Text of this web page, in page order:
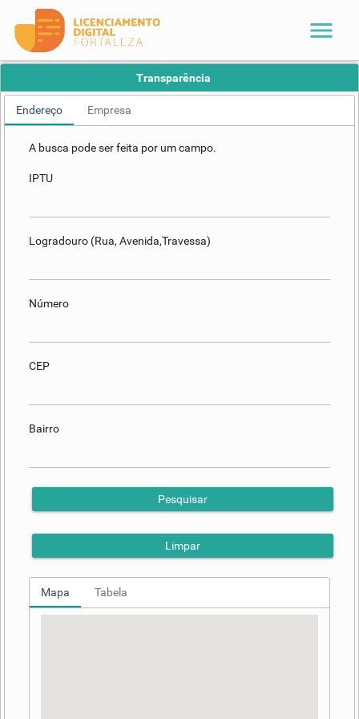
menu
Transparência
Endereço Empresa
A busca pode ser feita por um campo.
IPTU
Logradouro (Rua, Avenida,Travessa)
Número
CEP
Bairro
Pesquisar
Limpar
Mapa Tabela